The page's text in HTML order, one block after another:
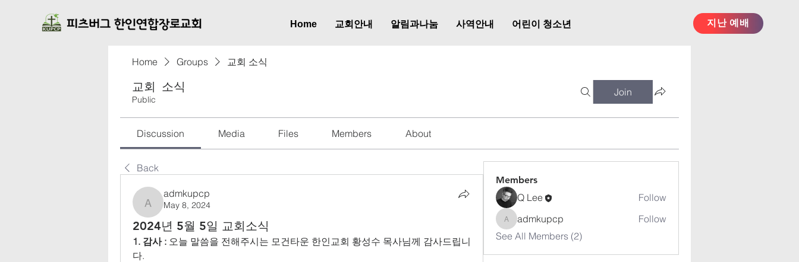
지난 예배
Home 교회안내 알림과나눔 사역안내 어린이 청소년
Home Groups 교회 소식
교회 소식
Public
Join
Discussion Media Files Members About
Back
admkupcp
admkupcp
May 8, 2024
2024년 5월 5일 교회소식
1. 감사 : 오늘 말씀을 전해주시는 모건타운 한인교회 황성수 목사님께 감사드립니
다.
Members
Q Lee Follow
admkupcp
admkupcp
Follow
See All Members (2)